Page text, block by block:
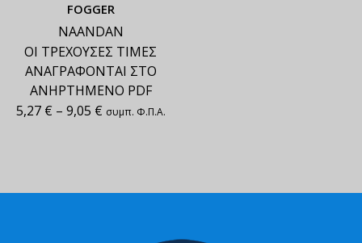
FOGGER
NAANDAN
ΟΙ ΤΡΕΧΟΥΣΕΣ ΤΙΜΕΣ
ΑΝΑΓΡΑΦΟΝΤΑΙ ΣΤΟ
ΑΝΗΡΤΗΜΕΝΟ PDF
5,27 € – 9,05 € συμπ. Φ.Π.Α.